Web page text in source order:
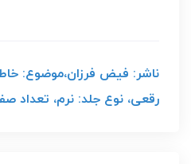
ناشر: فیض فرزان،موضوع:
رقعی، نوع جلد: نرم، تعداد